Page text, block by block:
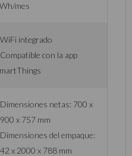
mes
integrado
con la app
netas: 700 x
x 757 mm
del empaque:
x 2000 x 788 mm